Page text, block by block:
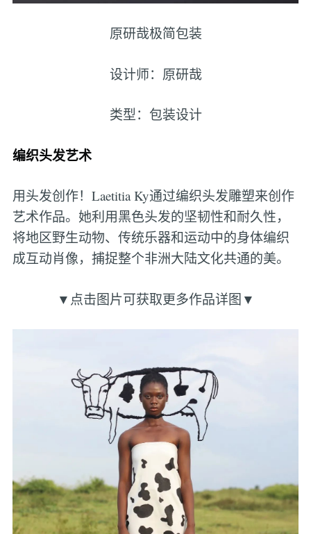
原研哉极简包装
设计师：原研哉
类型：包装设计
编织头发艺术
用头发创作！Laetitia Ky通过编织头发雕塑来创作
艺术作品。她利用黑色头发的坚韧性和耐久性，
将地区野生动物、传统乐器和运动中的身体编织
成互动肖像，捕捉整个非洲大陆文化共通的美。
▼点击图片可获取更多作品详图▼